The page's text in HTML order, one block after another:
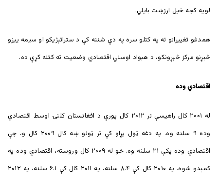
لویه کچه خپل ارزښت بایلي.
همدغو تغييراتو ته په کتلو سره په دې شننه کې د ستراتېژيکو او سيمه ييزو
څېړنو مرکز څېړونکو، د هېواد اوسني اقتصادي وضعيت ته کتنه کړې ده.
اقتصادي وده
له ۲۰۰۱ کال راهیسې تر ۲۰۱۲ کال پورې د افغانستان کلنۍ اوسط اقتصادي
وده ۹ سلنه وه. په دغه ټول پړاو کې تر ټولو ښه کال ۲۰۰۹ کال و، چې
اقتصادي وده پکې ۲۱ سلنه وه. خو له ۲۰۰۹ کال وروسته، اقتصادي وده په
کمېدو شوه. په ۲۰۱۰ کال کې ۸.۴ سلنه، په ۲۰۱۱ کال کې ۶.۱ سلنه، په ۲۰۱۲